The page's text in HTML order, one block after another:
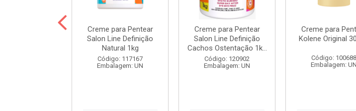
Creme para Pentear
Salon Line Definição
Natural 1kg
Código: 117167
Embalagem: UN
Creme para Pentear
Salon Line Definição
Cachos Ostentação 1k...
Código: 120902
Embalagem: UN
Creme para
Kolene Original
Código: 100688
Embalagem: UN